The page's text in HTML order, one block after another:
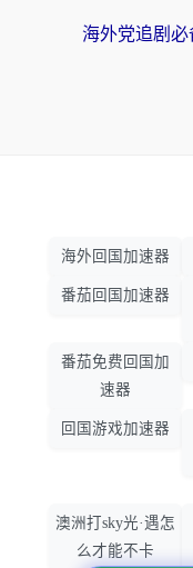
海外回国加速器
番茄回国加速器
番茄免费回国加
速器
回国游戏加速器
澳洲打sky光·遇怎
么才能不卡